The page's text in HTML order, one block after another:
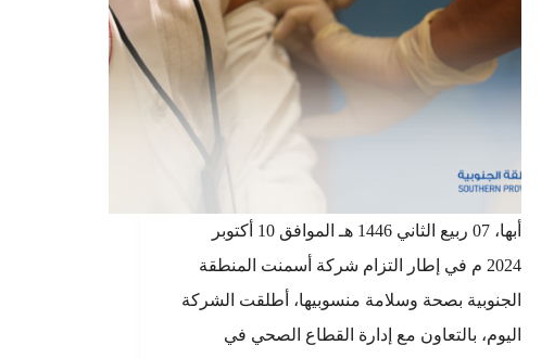
أبها، 07 ربيع الثاني 1446 هـ الموافق 10 أكتوبر
2024 م في إطار التزام شركة أسمنت المنطقة
الجنوبية بصحة وسلامة منسوبيها، أطلقت الشركة
اليوم، بالتعاون مع إدارة القطاع الصحي في